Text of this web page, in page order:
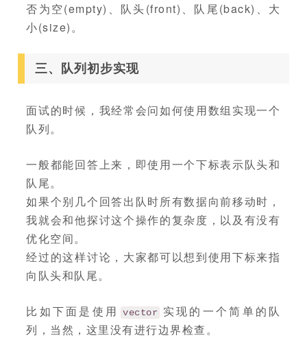
否为空(empty)、队头(front)、队尾(back)、大
小(size)。
三、队列初步实现
面试的时候，我经常会问如何使用数组实现一个
队列。
一般都能回答上来，即使用一个下标表示队头和
队尾。
如果个别几个回答出队时所有数据向前移动时，
我就会和他探讨这个操作的复杂度，以及有没有
优化空间。
经过的这样讨论，大家都可以想到使用下标来指
向队头和队尾。
比如下面是使用 vector
实现的一个简单的队
列，当然，这里没有进行边界检查。